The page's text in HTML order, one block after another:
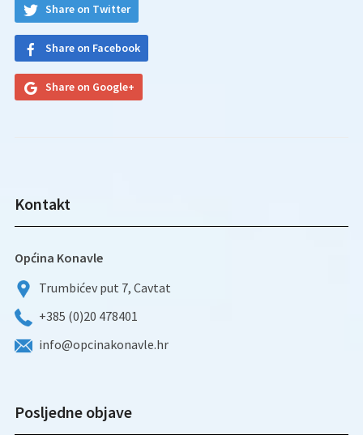
Share on Twitter
Share on Facebook
Share on Google+
Kontakt
Općina Konavle
Trumbićev put 7, Cavtat
+385 (0)20 478401
info@opcinakonavle.hr
Posljedne objave